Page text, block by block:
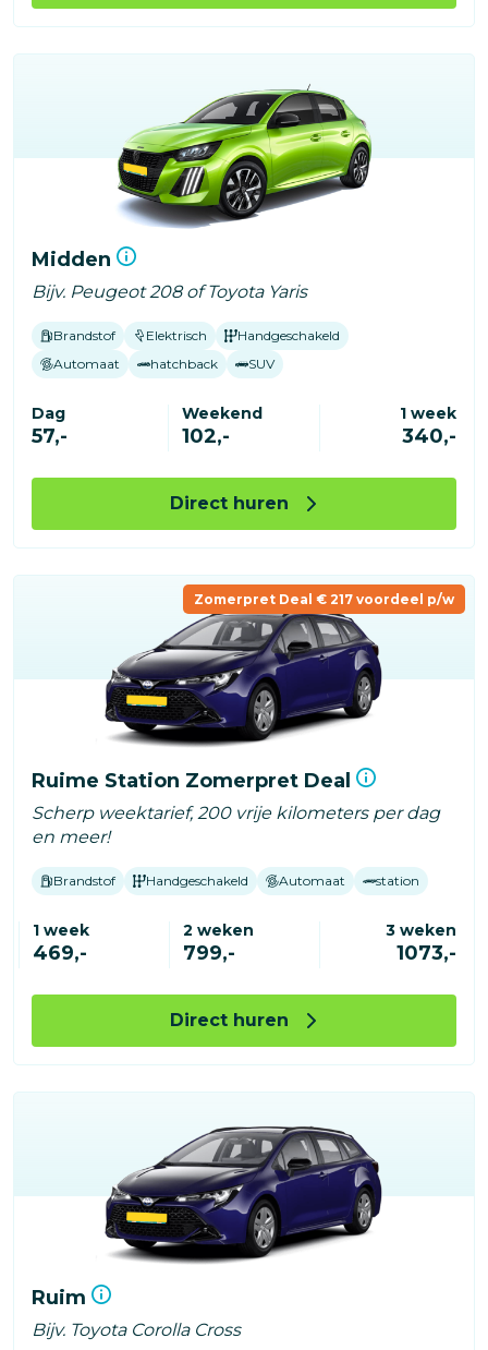
Midden
Bijv. Peugeot 208 of Toyota Yaris
Brandstof Elektrisch
Handgeschakeld
Automaat
hatchback SUV
Dag
57,-
Weekend
102,-
1 week
340,-
Direct huren
Zomerpret Deal € 217 voordeel p/w
Ruime Station Zomerpret Deal
Scherp weektarief, 200 vrije kilometers per dag
en meer!
Brandstof Handgeschakeld Automaat station
1 week
469,-
2 weken
799,-
3 weken
1073,-
Direct huren
Ruim
Bijv. Toyota Corolla Cross